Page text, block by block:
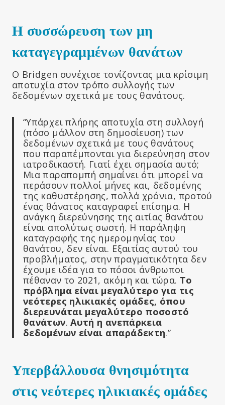
Η συσσώρευση των μη
καταγεγραμμένων θανάτων
Ο Bridgen συνέχισε τονίζοντας μια κρίσιμη
αποτυχία στον τρόπο συλλογής των
δεδομένων σχετικά με τους θανάτους.
“Υπάρχει πλήρης αποτυχία στη συλλογή
(πόσο μάλλον στη δημοσίευση) των
δεδομένων σχετικά με τους θανάτους
που παραπέμπονται για διερεύνηση στον
ιατροδικαστή. Γιατί έχει σημασία αυτό;
Μια παραπομπή σημαίνει ότι μπορεί να
περάσουν πολλοί μήνες και, δεδομένης
της καθυστέρησης, πολλά χρόνια, προτού
ένας θάνατος καταγραφεί επίσημα. Η
ανάγκη διερεύνησης της αιτίας θανάτου
είναι απολύτως σωστή. Η παράληψη
καταγραφής της ημερομηνίας του
θανάτου, δεν είναι. Εξαιτίας αυτού του
προβλήματος, στην πραγματικότητα δεν
έχουμε ιδέα για το πόσοι άνθρωποι
πέθαναν το 2021, ακόμη και τώρα. Το
πρόβλημα είναι μεγαλύτερο για τις
νεότερες ηλικιακές ομάδες, όπου
διερευνάται μεγαλύτερο ποσοστό
θανάτων.Αυτή η ανεπάρκεια
δεδομένων είναι απαράδεκτη.”
Υπερβάλλουσα θνησιμότητα
στις νεότερες ηλικιακές ομάδες